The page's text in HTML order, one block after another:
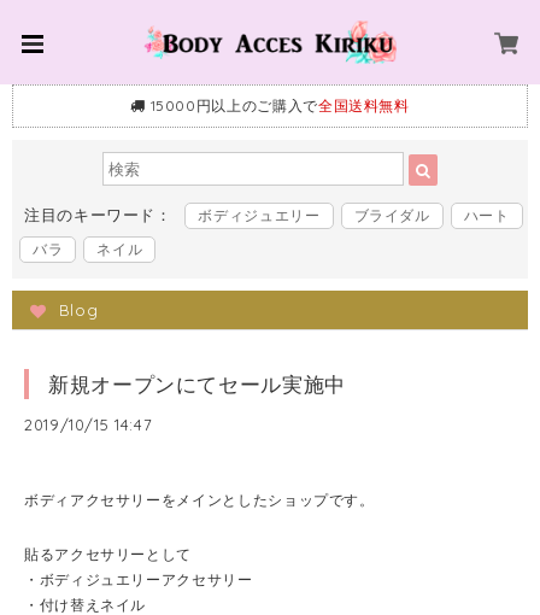
15000円以上のご購入で全国送料無料
注目のキーワード： ボディジュエリー ブライダル
ハート
バラ
ネイル
Blog
新規オープンにてセール実施中
2019/10/15 14:47
ボディアクセサリーをメインとしたショップです。
貼るアクセサリーとして
・ボディジュエリーアクセサリー
・付け替えネイル